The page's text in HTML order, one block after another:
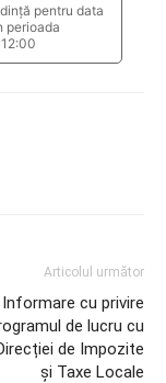
pentru data
perioada
Articolul următor
Informare cu privire
de lucru cu
de Impozite
și Taxe Locale